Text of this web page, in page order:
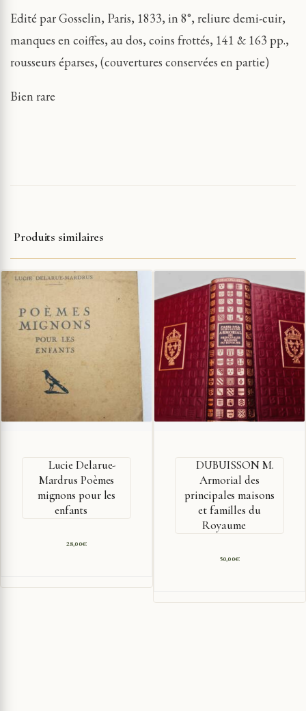
Edité par Gosselin, Paris, 1833, in 8°, reliure demi-cuir,
manques en coiffes, au dos, coins frottés, 141 & 163 pp.,
rousseurs éparses, (couvertures conservées en partie)
Bien rare
Produits similaires
Lucie Delarue-
Mardrus Poèmes
mignons pour les
enfants
28,00€
DUBUISSON M.
Armorial des
principales maisons
et familles du
Royaume
50,00€